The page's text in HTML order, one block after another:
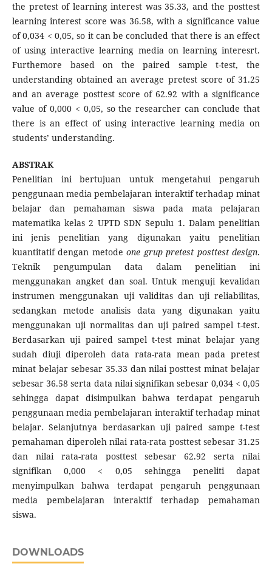
the pretest of learning interest was 35.33, and the posttest
learning interest score was 36.58, with a significance value
of 0,034 < 0,05, so it can be concluded that there is an effect
of using interactive learning media on learning interesrt.
Furthemore based on the paired sample t-test, the
understanding obtained an average pretest score of 31.25
and an average posttest score of 62.92 with a significance
value of 0,000 < 0,05, so the researcher can conclude that
there is an effect of using interactive learning media on
students’ understanding.
ABSTRAK
Penelitian ini bertujuan untuk mengetahui pengaruh
penggunaan media pembelajaran interaktif terhadap minat
belajar dan pemahaman siswa pada mata pelajaran
matematika kelas 2 UPTD SDN Sepulu 1. Dalam penelitian
ini jenis penelitian yang digunakan yaitu penelitian
kuantitatif dengan metodeone grup pretest posttest design.
Teknik pengumpulan data dalam penelitian ini
menggunakan angket dan soal. Untuk menguji kevalidan
instrumen menggunakan uji validitas dan uji reliabilitas,
sedangkan metode analisis data yang digunakan yaitu
menggunakan uji normalitas dan uji paired sampel t-test.
Berdasarkan uji paired sampel t-test minat belajar yang
sudah diuji diperoleh data rata-rata mean pada pretest
minat belajar sebesar 35.33 dan nilai posttest minat belajar
sebesar 36.58 serta data nilai signifikan sebesar 0,034 < 0,05
sehingga dapat disimpulkan bahwa terdapat pengaruh
penggunaan media pembelajaran interaktif terhadap minat
belajar. Selanjutnya berdasarkan uji paired sampe t-test
pemahaman diperoleh nilai rata-rata posttest sebesar 31.25
dan nilai rata-rata posttest sebesar 62.92 serta nilai
signifikan 0,000 < 0,05 sehingga peneliti dapat
menyimpulkan bahwa terdapat pengaruh penggunaan
media pembelajaran interaktif terhadap pemahaman
siswa.
DOWNLOADS